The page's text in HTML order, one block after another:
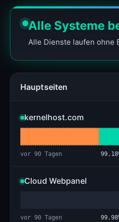
Alle Systeme
Alle Dienste laufen ohne
Hauptseiten
kernelhost.com
vor 90 Tagen 99.18
Cloud Webpanel
vor 90 Tagen 99.98